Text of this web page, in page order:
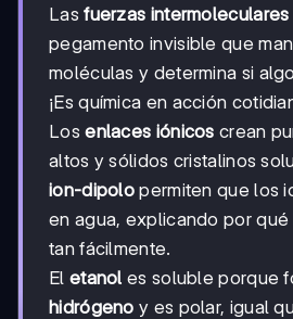
Lasfuerzas intermoleculares
pegamento invisible que
moléculas y determina si
¡Es química en acción
Losenlaces iónicos crean
altos y sólidos cristalinos
ion-dipolo permiten que los
en agua, explicando por
tan fácilmente.
El etanol es soluble porque
hidrógeno y es polar, igual